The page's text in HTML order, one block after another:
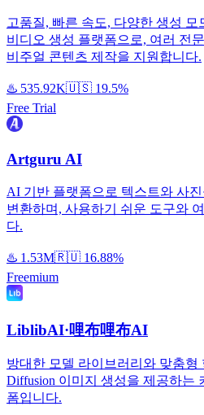
고품질, 빠른 속도, 다양한 생성 모
비디오 생성 플랫폼으로, 여러 전
비주얼 콘텐츠 제작을 지원합니다.
♨️ 535.92K🇺🇸 19.5%
Free Trial
Artguru AI
AI 기반 플랫폼으로 텍스트와 사
변환하며, 사용하기 쉬운 도구와
다.
♨️ 1.53M🇷🇺 16.88%
Freemium
LiblibAI·哩布哩布AI
방대한 모델 라이브러리와 맞춤형
Diffusion 이미지 생성을 제공하는
폼입니다.